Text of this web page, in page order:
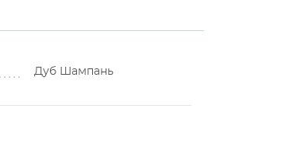
Дуб Шампань